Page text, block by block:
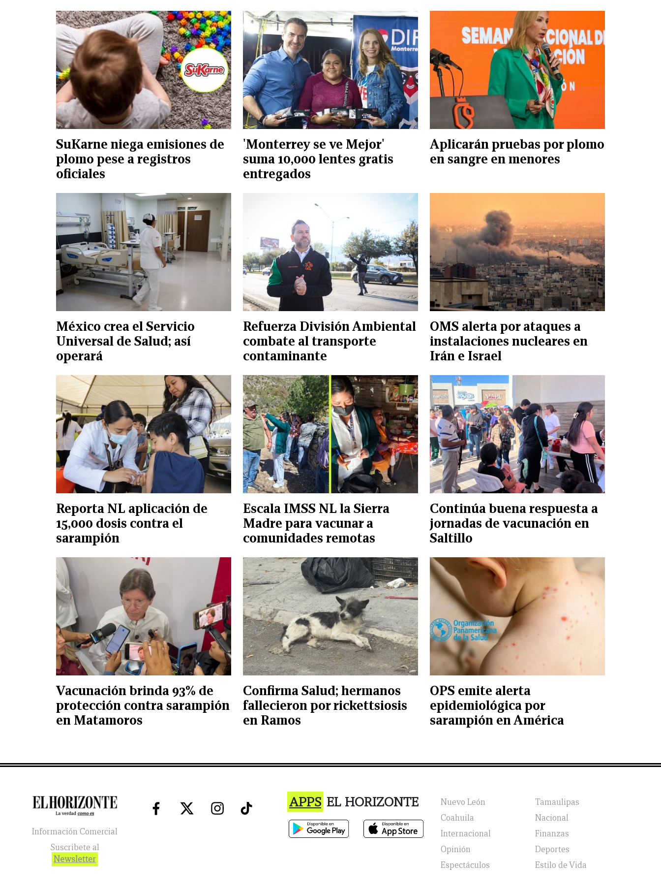
SuKarne niega emisiones de
plomo pese a registros
oficiales
'Monterrey se ve Mejor'
suma 10,000 lentes gratis
entregados
Aplicarán pruebas por plomo
en sangre en menores
México crea el Servicio
Universal de Salud; así
operará
Refuerza División Ambiental
combate al transporte
contaminante
OMS alerta por ataques a
instalaciones nucleares en
Irán e Israel
Reporta NL aplicación de
15,000 dosis contra el
sarampión
Escala IMSS NL la Sierra
Madre para vacunar a
comunidades remotas
Continúa buena respuesta a
jornadas de vacunación en
Saltillo
Vacunación brinda 93% de
protección contra sarampión
en Matamoros
Confirma Salud; hermanos
fallecieron por rickettsiosis
en Ramos
OPS emite alerta
epidemiológica por
sarampión en América
Información Comercial
Suscribete al
Newsletter
APPS EL HORIZONTE Nuevo León
Tamaulipas
Coahuila
Nacional
Internacional
Finanzas
Opinión
Deportes
Espectáculos
Estilo de Vida